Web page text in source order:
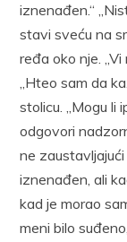
iznenađen.“
stavi sveću na
ređa oko nje.
„Hteo sam da
stolicu. „Mogu li
odgovori
ne
iznenađen, ali
kad je morao
meni bilo